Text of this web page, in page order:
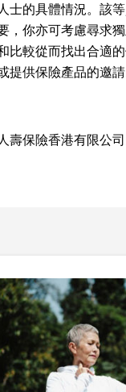
士的具體情況。該
，你亦可考慮尋求
比較從而找出合適
提供保險產品的邀
壽保險香港有限公司